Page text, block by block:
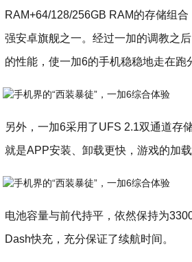
RAM+64/128/256GB RAM的存储组
强安卓旗舰之一。经过一加的调教之
的性能，使一加6的手机稳稳地走在跑
另外，一加6采用了UFS 2.1双通道存
就是APP安装、卸载更快，游戏的加载
电池容量与前代持平，依然保持为
Dash快充，充分保证了续航时间。